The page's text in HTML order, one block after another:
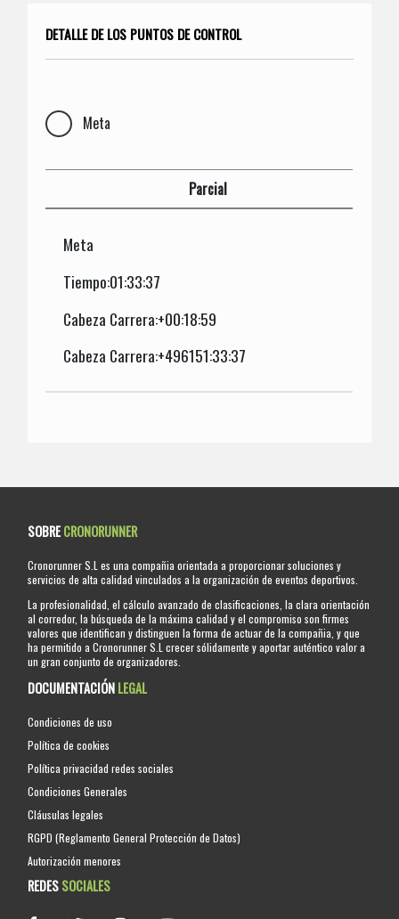
DETALLE DE LOS PUNTOS DE CONTROL
Meta
Parcial
Meta
Tiempo:01:33:37
Cabeza Carrera:+00:18:59
Cabeza Carrera:+496151:33:37
SOBRECRONORUNNER
Cronorunner S.L es una compañia orientada a proporcionar soluciones y
servicios de alta calidad vinculados a la organización de eventos deportivos.
La profesionalidad, el cálculo avanzado de clasificaciones, la clara orientación
al corredor, la búsqueda de la máxima calidad y el compromiso son firmes
valores que identifican y distinguen la forma de actuar de la compañia, y que
ha permitido a Cronorunner S.L crecer sólidamente y aportar auténtico valor a
un gran conjunto de organizadores.
DOCUMENTACIÓNLEGAL
Condiciones de uso
Política de cookies
Política privacidad redes sociales
Condiciones Generales
Cláusulas legales
RGPD (Reglamento General Protección de Datos)
Autorización menores
REDESSOCIALES